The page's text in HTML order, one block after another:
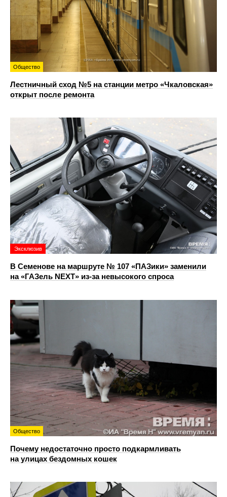
Общество
Лестничный сход №5 на станции метро «Чкаловская»
открыт после ремонта
Эксклюзив
В Семенове на маршруте № 107 «ПАЗики» заменили
на «ГАЗель NEXT» из‑за невысокого спроса
Общество
Почему недостаточно просто подкармливать
на улицах бездомных кошек